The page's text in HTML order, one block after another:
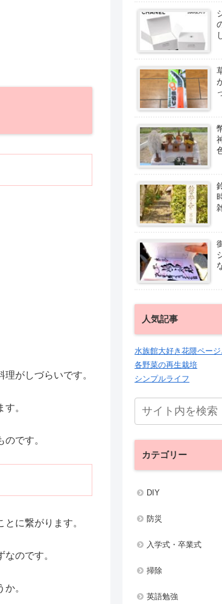
がしづらいです。
。
です。
に繋がります。
のです。
。
人気記事
水族館大好き花隈ページ
各野菜の再生栽培
シンプルライフ
カテゴリー
DIY
防災
入学式・卒業式
掃除
英語勉強